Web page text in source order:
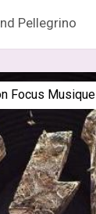
Pellegrino
Focus Musique